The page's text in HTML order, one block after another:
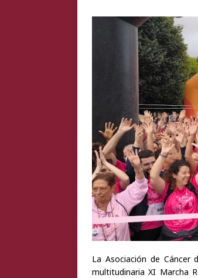
La Asociación de Cáncer
multitudinaria XI Marcha